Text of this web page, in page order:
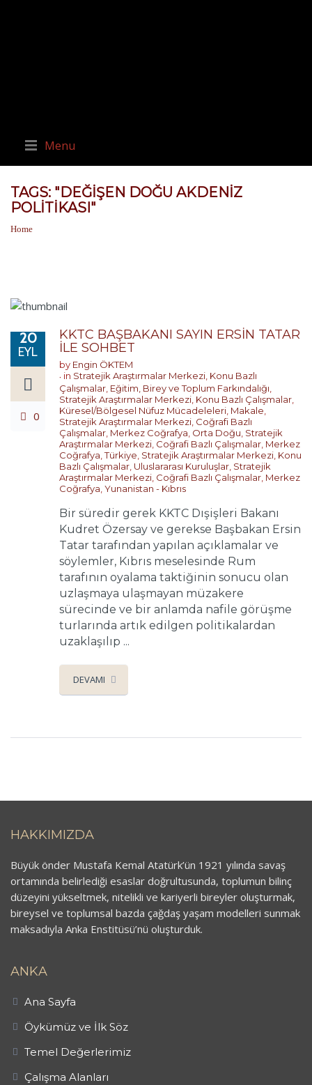
Menu
TAGS: "DEĞIŞEN DOĞU AKDENIZ
POLITIKASI"
Home
20
EYL
0
KKTC BAŞBAKANI SAYIN ERSİN TATAR
İLE SOHBET
by Engin ÖKTEM
in Stratejik Araştırmalar Merkezi, Konu Bazlı
Çalışmalar, Eğitim, Birey ve Toplum Farkındalığı,
Stratejik Araştırmalar Merkezi, Konu Bazlı Çalışmalar,
Küresel/Bölgesel Nüfuz Mücadeleleri, Makale,
Stratejik Araştırmalar Merkezi, Coğrafi Bazlı
Çalışmalar, Merkez Coğrafya, Orta Doğu, Stratejik
Araştırmalar Merkezi, Coğrafi Bazlı Çalışmalar, Merkez
Coğrafya,Türkiye, Stratejik Araştırmalar Merkezi, Konu
Bazlı Çalışmalar, Uluslararası Kuruluşlar, Stratejik
Araştırmalar Merkezi, Coğrafi Bazlı Çalışmalar, Merkez
Coğrafya,Yunanistan - Kıbrıs
Bir süredir gerek KKTC Dışişleri Bakanı
Kudret Özersay ve gerekse Başbakan Ersin
Tatar tarafından yapılan açıklamalar ve
söylemler, Kıbrıs meselesinde Rum
tarafının oyalama taktiğinin sonucu olan
uzlaşmaya ulaşmayan müzakere
sürecinde ve bir anlamda nafile görüşme
turlarında artık edilgen politikalardan
uzaklaşılıp ...
DEVAMI
HAKKIMIZDA
Büyük önder Mustafa Kemal Atatürk’ün 1921 yılında savaş
ortamında belirlediği esaslar doğrultusunda, toplumun bilinç
düzeyini yükseltmek, nitelikli ve kariyerli bireyler oluşturmak,
bireysel ve toplumsal bazda çağdaş yaşam modelleri sunmak
maksadıyla Anka Enstitüsü’nü oluşturduk.
ANKA
Ana Sayfa
Öykümüz ve İlk Söz
Temel Değerlerimiz
Çalışma Alanları